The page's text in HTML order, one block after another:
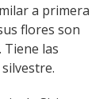
a primera
flores son
Tiene las